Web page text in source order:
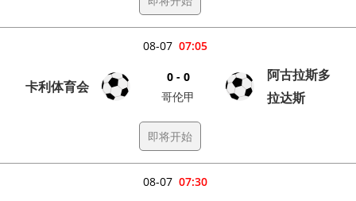
07:05
08-07
卡利体育会
0 - 0
哥伦甲
阿古拉斯多
拉达斯
即将开始
07:30
08-07